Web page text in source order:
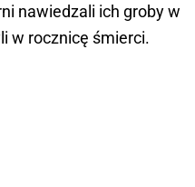
nawiedzali ich groby w
w rocznicę śmierci.